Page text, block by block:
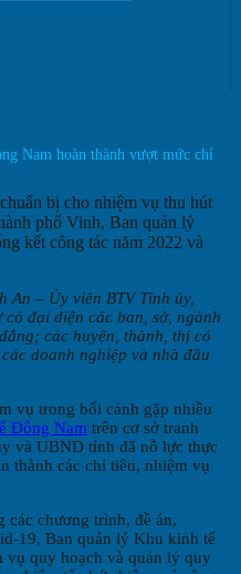
Nam hoàn thành vượt mức chỉ
bị cho nhiệm vụ thu hút
phố Vinh, Ban quản lý
kết công tác năm 2022 và
An – Ủy viên BTV Tỉnh ủy,
đại diện các ban, sở, ngành
các huyện, thành, thị có
doanh nghiệp và nhà đầu
vụ trong bối cảnh gặp nhiều
Đông Nam trên cơ sở tranh
và UBND tỉnh đã nỗ lực thực
thành các chỉ tiêu, nhiệm vụ
các chương trình, đề án,
19, Ban quản lý Khu kinh tế
vụ quy hoạch và quản lý quy